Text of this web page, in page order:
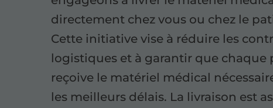
directement chez vous ou chez le
Cette initiative vise à réduire les
logistiques et à garantir que chaque
reçoive le matériel médical
les meilleurs délais. La livraison est